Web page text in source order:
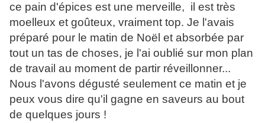
ce pain d'épices est une merveille, il est très
moelleux et goûteux, vraiment top. Je l'avais
préparé pour le matin de Noël et absorbée par
tout un tas de choses, je l'ai oublié sur mon plan
de travail au moment de partir réveillonner...
Nous l'avons dégusté seulement ce matin et je
peux vous dire qu'il gagne en saveurs au bout
de quelques jours !